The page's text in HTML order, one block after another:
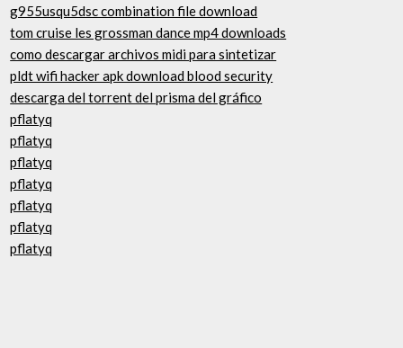
g955usqu5dsc combination file download
tom cruise les grossman dance mp4 downloads
como descargar archivos midi para sintetizar
pldt wifi hacker apk download blood security
descarga del torrent del prisma del gráfico
pflatyq
pflatyq
pflatyq
pflatyq
pflatyq
pflatyq
pflatyq